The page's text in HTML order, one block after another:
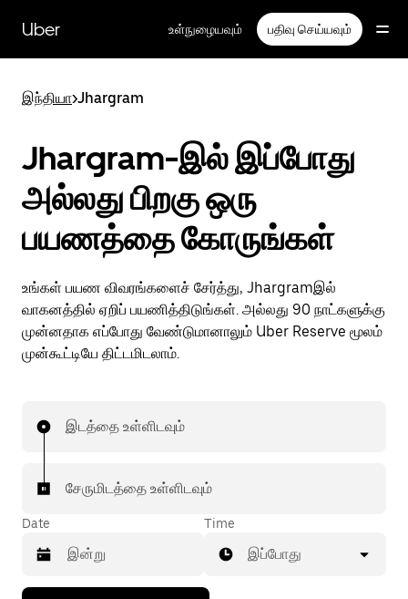
பக்கத்திற்குச்
செல்லவும்
Uber உள்நுழையவும் பதிவு செய்யவும்
இந்தியா>Jhargram
Jhargram-இல் இப்போது
அல்லது பிறகு ஒரு
பயணத்தை கோருங்கள்
உங்கள் பயண விவரங்களைச் சேர்த்து, Jhargramஇல்
வாகனத்தில் ஏறிப் பயணித்திடுங்கள். அல்லது 90 நாட்களுக்கு
முன்னதாக எப்போது வேண்டுமானாலும் Uber Reserve மூலம்
முன்கூட்டியே திட்டமிடலாம்.
இடத்தை உள்ளிடவும்
சேருமிடத்தை உள்ளிடவும்
Date Time
இப்போது